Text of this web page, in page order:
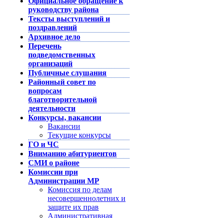
руководству района
Тексты выступлений и
поздравлений
Архивное дело
Перечень
подведомственных
организаций
Публичные слушания
Районный совет по
вопросам
благотворительной
деятельности
Конкурсы, вакансии
Вакансии
Текущие конкурсы
ГО и ЧС
Вниманию абитуриентов
СМИ о районе
Комиссии при
Администрации МР
Комиссия по делам
несовершеннолетних и
защите их прав
Административная